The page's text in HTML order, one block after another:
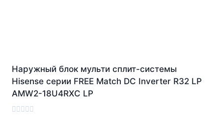
Наружный блок мульти сплит-системы
Hisense серии FREE Match DC Inverter R32 LP
AMW2-18U4RXC LP